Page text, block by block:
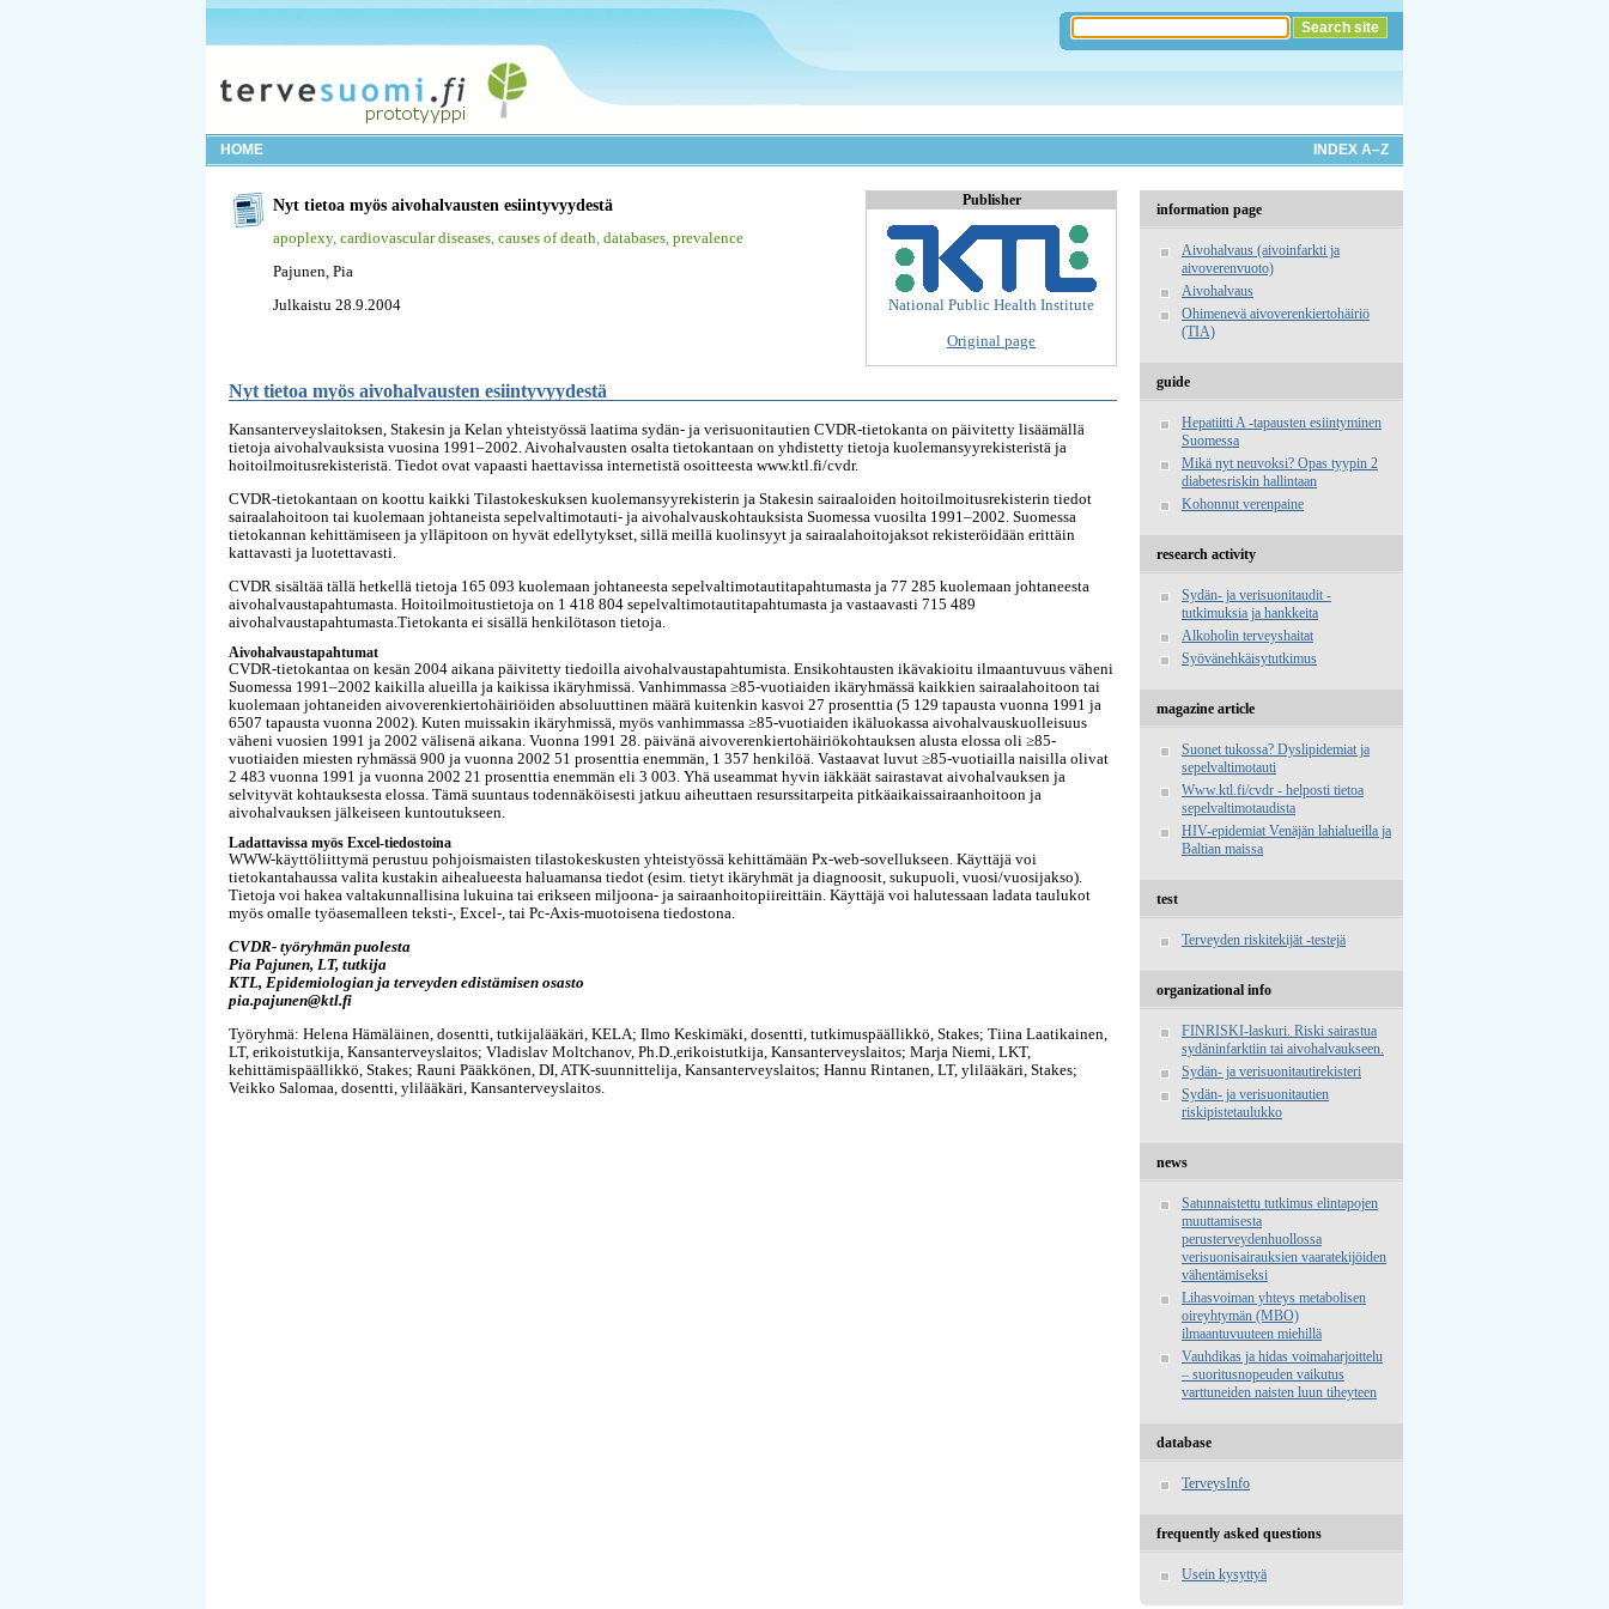
HOME INDEX A–Z
Publisher
National Public Health Institute
Original page
Nyt tietoa myös aivohalvausten esiintyvyydestä
apoplexy, cardiovascular diseases causes of death databases prevalence
Pajunen, Pia
Julkaistu 28.9.2004
Nyt tietoa myös aivohalvausten esiintyvyydestä
Kansanterveyslaitoksen, Stakesin ja Kelan yhteistyössä laatima sydän- ja verisuonitautien CVDR-tietokanta on päivitetty lisäämällä
tietoja aivohalvauksista vuosina 1991–2002. Aivohalvausten osalta tietokantaan on yhdistetty tietoja kuolemansyyrekisteristä ja
hoitoilmoitusrekisteristä. Tiedot ovat vapaasti haettavissa internetistä osoitteesta www.ktl.fi/cvdr.
CVDR-tietokantaan on koottu kaikki Tilastokeskuksen kuolemansyyrekisterin ja Stakesin sairaaloiden hoitoilmoitusrekisterin tiedot
sairaalahoitoon tai kuolemaan johtaneista sepelvaltimotauti- ja aivohalvauskohtauksista Suomessa vuosilta 1991–2002. Suomessa
tietokannan kehittämiseen ja ylläpitoon on hyvät edellytykset, sillä meillä kuolinsyyt ja sairaalahoitojaksot rekisteröidään erittäin
kattavasti ja luotettavasti.
CVDR sisältää tällä hetkellä tietoja 165 093 kuolemaan johtaneesta sepelvaltimotautitapahtumasta ja 77 285 kuolemaan johtaneesta
aivohalvaustapahtumasta. Hoitoilmoitustietoja on 1 418 804 sepelvaltimotautitapahtumasta ja vastaavasti 715 489
aivohalvaustapahtumasta.Tietokanta ei sisällä henkilötason tietoja.
Aivohalvaustapahtumat
CVDR-tietokantaa on kesän 2004 aikana päivitetty tiedoilla aivohalvaustapahtumista. Ensikohtausten ikävakioitu ilmaantuvuus väheni
Suomessa 1991–2002 kaikilla alueilla ja kaikissa ikäryhmissä. Vanhimmassa ≥85-vuotiaiden ikäryhmässä kaikkien sairaalahoitoon tai
kuolemaan johtaneiden aivoverenkiertohäiriöiden absoluuttinen määrä kuitenkin kasvoi 27 prosenttia (5 129 tapausta vuonna 1991 ja
6507 tapausta vuonna 2002). Kuten muissakin ikäryhmissä, myös vanhimmassa ≥85-vuotiaiden ikäluokassa aivohalvauskuolleisuus
väheni vuosien 1991 ja 2002 välisenä aikana. Vuonna 1991 28. päivänä aivoverenkiertohäiriökohtauksen alusta elossa oli ≥85-
vuotiaiden miesten ryhmässä 900 ja vuonna 2002 51 prosenttia enemmän, 1 357 henkilöä. Vastaavat luvut ≥85-vuotiailla naisilla olivat
2 483 vuonna 1991 ja vuonna 2002 21 prosenttia enemmän eli 3 003. Yhä useammat hyvin iäkkäät sairastavat aivohalvauksen ja
selvityvät kohtauksesta elossa. Tämä suuntaus todennäköisesti jatkuu aiheuttaen resurssitarpeita pitkäaikaissairaanhoitoon ja
aivohalvauksen jälkeiseen kuntoutukseen.
Ladattavissa myös Excel-tiedostoina
WWW-käyttöliittymä perustuu pohjoismaisten tilastokeskusten yhteistyössä kehittämään Px-web-sovellukseen. Käyttäjä voi
tietokantahaussa valita kustakin aihealueesta haluamansa tiedot (esim. tietyt ikäryhmät ja diagnoosit, sukupuoli, vuosi/vuosijakso).
Tietoja voi hakea valtakunnallisina lukuina tai erikseen miljoona- ja sairaanhoitopiireittäin. Käyttäjä voi halutessaan ladata taulukot
myös omalle työasemalleen teksti-, Excel-, tai Pc-Axis-muotoisena tiedostona.
CVDR- työryhmän puolesta
Pia Pajunen, LT, tutkija
KTL, Epidemiologian ja terveyden edistämisen osasto
pia.pajunen@ktl.fi
Työryhmä: Helena Hämäläinen, dosentti, tutkijalääkäri, KELA; Ilmo Keskimäki, dosentti, tutkimuspäällikkö, Stakes; Tiina Laatikainen,
LT, erikoistutkija, Kansanterveyslaitos; Vladislav Moltchanov, Ph.D.,erikoistutkija, Kansanterveyslaitos; Marja Niemi, LKT,
kehittämispäällikkö, Stakes; Rauni Pääkkönen, DI, ATK-suunnittelija, Kansanterveyslaitos; Hannu Rintanen, LT, ylilääkäri, Stakes;
Veikko Salomaa, dosentti, ylilääkäri, Kansanterveyslaitos.
information page
Aivohalvaus (aivoinfarkti ja
aivoverenvuoto)
Aivohalvaus
Ohimenevä aivoverenkiertohäiriö
(TIA)
guide
Hepatiitti A -tapausten esiintyminen
Suomessa
Mikä nyt neuvoksi? Opas tyypin 2
diabetesriskin hallintaan
Kohonnut verenpaine
research activity
Sydän- ja verisuonitaudit -
tutkimuksia ja hankkeita
Alkoholin terveyshaitat
Syövänehkäisytutkimus
magazine article
Suonet tukossa? Dyslipidemiat ja
sepelvaltimotauti
Www.ktl.fi/cvdr - helposti tietoa
sepelvaltimotaudista
HIV-epidemiat Venäjän lahialueilla ja
Baltian maissa
test
Terveyden riskitekijät -testejä
organizational info
FINRISKI-laskuri. Riski sairastua
sydäninfarktiin tai aivohalvaukseen.
Sydän- ja verisuonitautirekisteri
Sydän- ja verisuonitautien
riskipistetaulukko
news
Satunnaistettu tutkimus elintapojen
muuttamisesta
perusterveydenhuollossa
verisuonisairauksien vaaratekijöiden
vähentämiseksi
Lihasvoiman yhteys metabolisen
oireyhtymän (MBO)
ilmaantuvuuteen miehillä
Vauhdikas ja hidas voimaharjoittelu
– suoritusnopeuden vaikutus
varttuneiden naisten luun tiheyteen
database
TerveysInfo
frequently asked questions
Usein kysyttyä